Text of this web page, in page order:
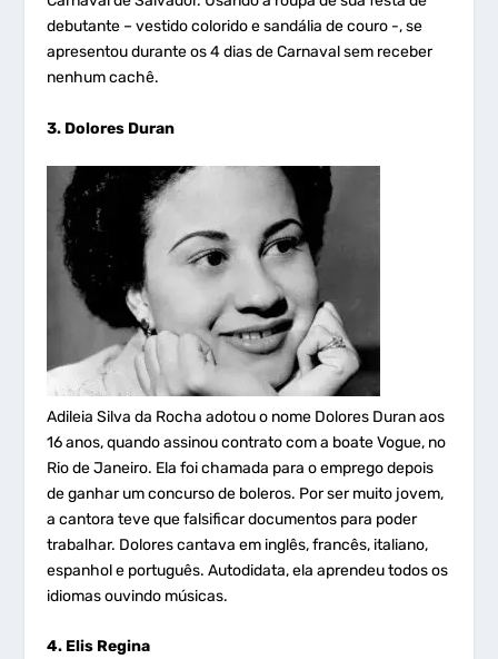
debutante – vestido colorido e sandália de couro -, se
apresentou durante os 4 dias de Carnaval sem receber
nenhum cachê.
3. Dolores Duran
Adileia Silva da Rocha adotou o nome Dolores Duran aos
16 anos, quando assinou contrato com a boate Vogue, no
Rio de Janeiro. Ela foi chamada para o emprego depois
de ganhar um concurso de boleros. Por ser muito jovem,
a cantora teve que falsificar documentos para poder
trabalhar. Dolores cantava em inglês, francês, italiano,
espanhol e português. Autodidata, ela aprendeu todos os
idiomas ouvindo músicas.
4. Elis Regina